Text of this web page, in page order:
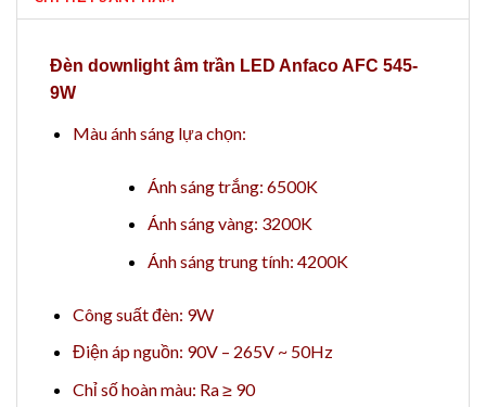
Đèn downlight âm trần LED Anfaco AFC 545-
9W
Màu ánh sáng lựa chọn:
Ánh sáng trắng: 6500K
Ánh sáng vàng: 3200K
Ánh sáng trung tính: 4200K
Công suất đèn: 9W
Điện áp nguồn: 90V – 265V ~ 50Hz
Chỉ số hoàn màu: Ra ≥ 90